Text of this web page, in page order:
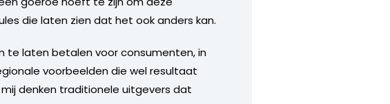
die laten zien dat het ook anders kan.
te laten betalen voor consumenten, in
voorbeelden die wel resultaat
denken traditionele uitgevers dat